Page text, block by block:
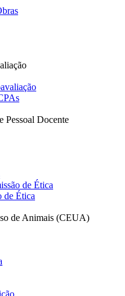
Pessoal Docente
de Ética
de Ética
de Animais (CEUA)